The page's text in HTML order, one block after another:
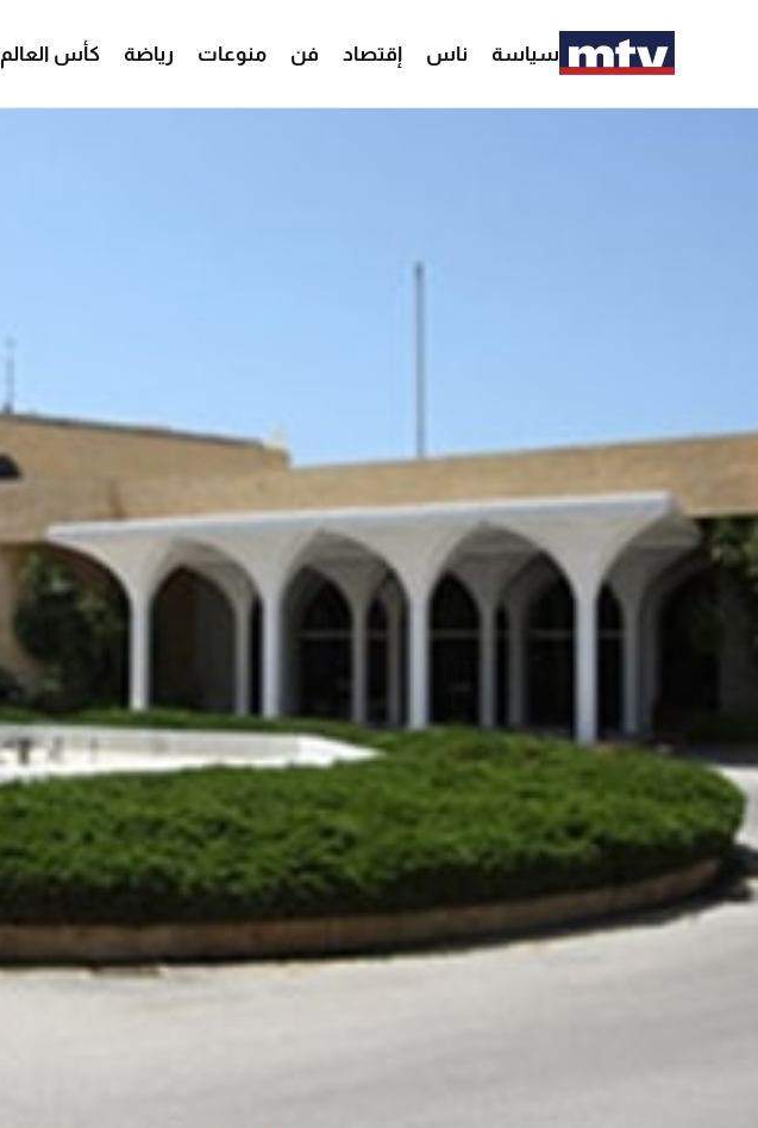
سياسة ناس إقتصاد فن منوعات رياضة كأس العالم